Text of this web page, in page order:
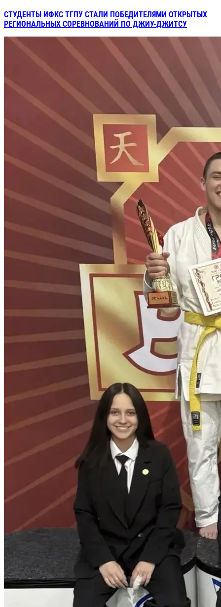
СТУДЕНТЫ ИФКС ТГПУ СТАЛИ ПОБЕДИТЕЛЯМИ ОТКРЫТЫХ
РЕГИОНАЛЬНЫХ СОРЕВНОВАНИЙ ПО ДЖИУ-ДЖИТСУ